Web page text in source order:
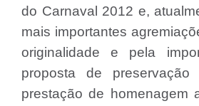
do Carnaval 2012 e,
mais importantes
originalidade e pela
proposta de
prestação de homenagem